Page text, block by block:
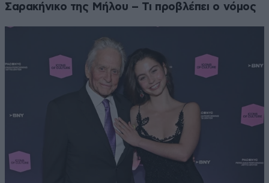
Σαρακήνικο της Μήλου – Τι προβλέπει ο νόμος